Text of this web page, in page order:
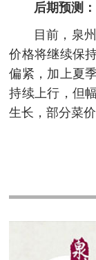
后期预测：
目前，泉
价格将继续保
偏紧，加上夏
持续上行，但
生长，部分菜